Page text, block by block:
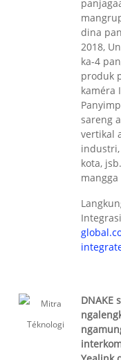
dina
2018,
ka-4
produk
kaméra
sareng
vertikal
kota,
mangga
DNAKE